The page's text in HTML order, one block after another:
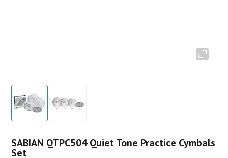
SABIAN QTPC504 Quiet Tone Practice Cymbals
Set